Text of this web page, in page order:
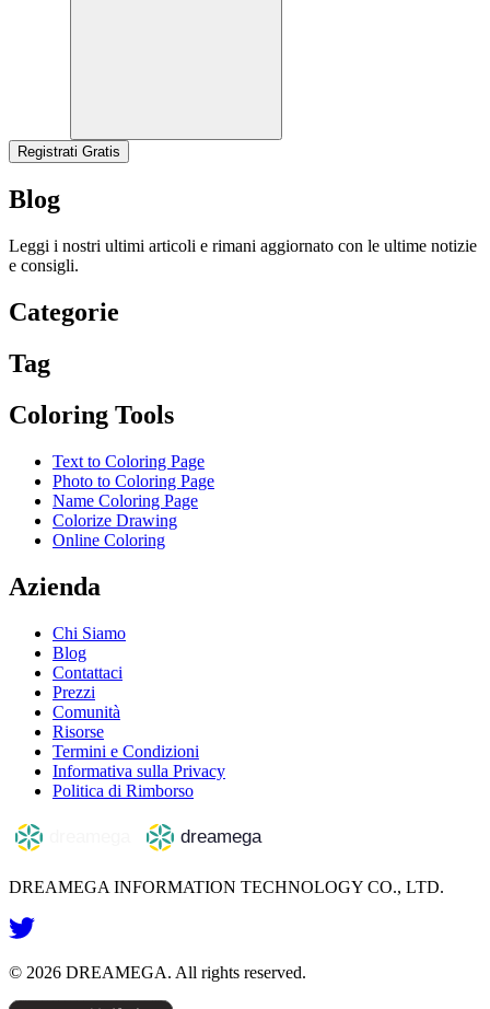
Registrati Gratis
Blog
Leggi i nostri ultimi articoli e rimani aggiornato con le ultime notizie
e consigli.
Categorie
Tag
Coloring Tools
Text to Coloring Page
Photo to Coloring Page
Name Coloring Page
Colorize Drawing
Online Coloring
Azienda
Chi Siamo
Blog
Contattaci
Prezzi
Comunità
Risorse
Termini e Condizioni
Informativa sulla Privacy
Politica di Rimborso
DREAMEGA INFORMATION TECHNOLOGY CO., LTD.
© 2026 DREAMEGA. All rights reserved.